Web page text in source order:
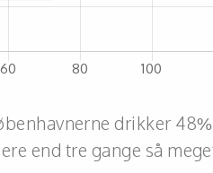
drikker
end tre gange så